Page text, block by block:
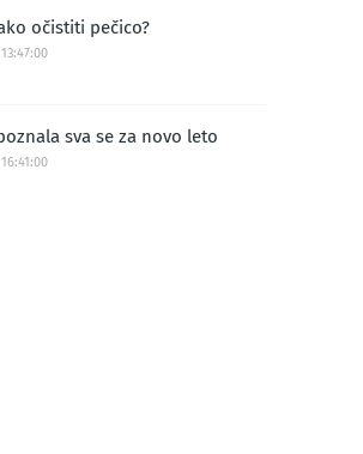
očistiti pečico?
13:47:00
sva se za novo leto
16:41:00